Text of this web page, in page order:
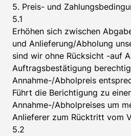
5. Preis- und
5.1
Erhöhen sich zwischen
und Anlieferung/Abholung
sind wir ohne Rücksicht -auf
Auftragsbestätigung
Annahme-/Abholpreis
Führt die Berichtigung zu
Annahme-/Abholpreises um
Anlieferer zum Rücktritt vom
5.2